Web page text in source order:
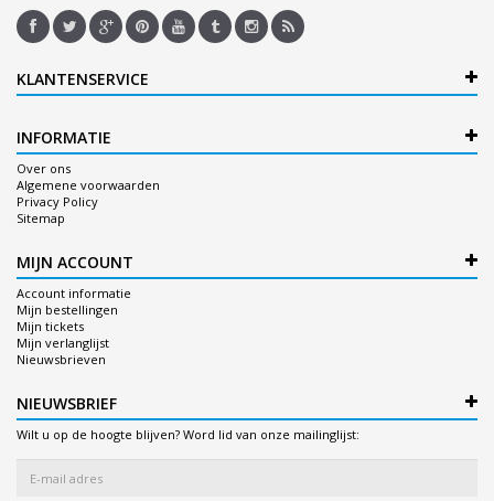
KLANTENSERVICE
INFORMATIE
Over ons
Algemene voorwaarden
Privacy Policy
Sitemap
MIJN ACCOUNT
Account informatie
Mijn bestellingen
Mijn tickets
Mijn verlanglijst
Nieuwsbrieven
NIEUWSBRIEF
Wilt u op de hoogte blijven? Word lid van onze mailinglijst: